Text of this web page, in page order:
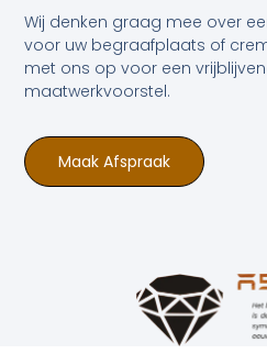
Wij denken graag mee over
voor uw begraafplaats of
met ons op voor een
maatwerkvoorstel.
Maak Afspraak